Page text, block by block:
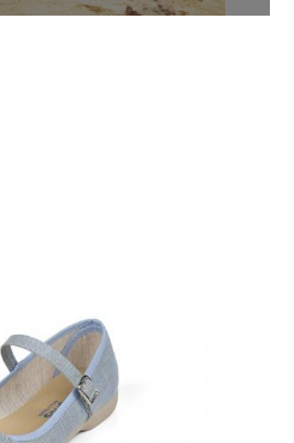
di restituire il paio